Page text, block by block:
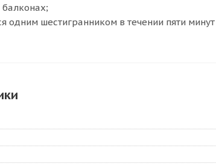
одним шестигранником в течении пяти